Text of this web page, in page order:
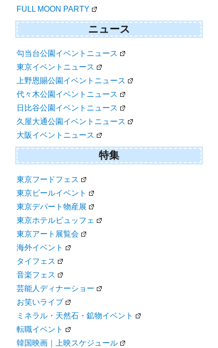
FULL MOON PARTY
ニュース
勾当台公園イベントニュース
東京イベントニュース
上野恩賜公園イベントニュース
代々木公園イベントニュース
日比谷公園イベントニュース
久屋大通公園イベントニュース
大阪イベントニュース
特集
東京フードフェス
東京ビールイベント
東京デパート物産展
東京ホテルビュッフェ
東京アート展覧会
海外イベント
タイフェス
音楽フェス
芸能人ディナーショー
お笑いライブ
ミネラル・天然石・鉱物イベント
転職イベント
韓国映画｜上映スケジュール